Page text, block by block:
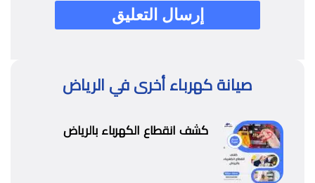
صيانة كهرباء أخرى في الرياض
كشف انقطاع الكهرباء بالرياض